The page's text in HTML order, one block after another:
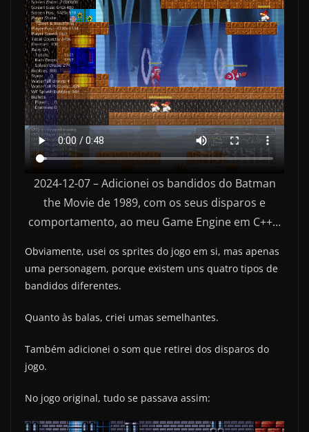
2024-12-07 – Adicionei os bandidos do Batman
the Movie de 1989, com os seus disparos e
comportamento, ao meu Game Engine em C++…
Obviamente, usei os sprites do jogo em si, mas apenas
uma personagem, porque existem uns quatro tipos de
bandidos diferentes.
Quanto às balas, criei umas semelhantes.
Também adicionei o som que retirei dos disparos do
jogo.
No jogo original, tudo se passava assim: